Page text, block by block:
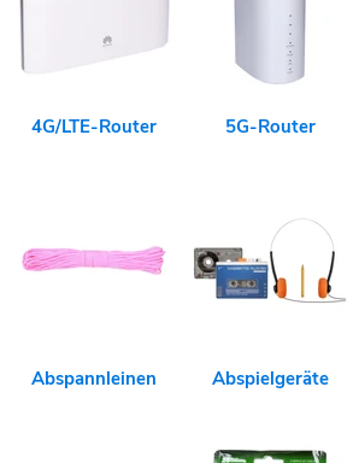
4G/LTE-Router 5G-Router
Abspannleinen Abspielgeräte